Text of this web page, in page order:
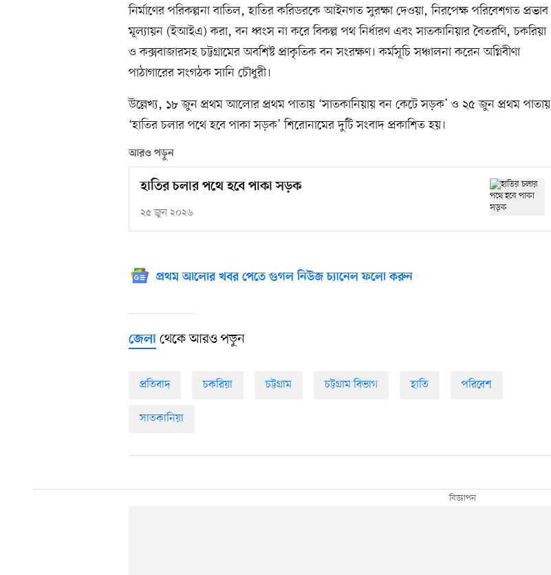
নির্মাণের পরিকল্পনা বাতিল, হাতির করিডরকে আইনগত সুরক্ষা দেওয়া, নিরপেক্ষ পরিবেশগত প্রভাব
মূল্যায়ন (ইআইএ) করা, বন ধ্বংস না করে বিকল্প পথ নির্ধারণ এবং সাতকানিয়ার বৈতরণি, চকরিয়া
ও কক্সবাজারসহ চট্টগ্রামের অবশিষ্ট প্রাকৃতিক বন সংরক্ষণ। কর্মসূচি সঞ্চালনা করেন অগ্নিবীণা
পাঠাগারের সংগঠক সানি চৌধুরী।
উল্লেখ্য, ১৮ জুন প্রথম আলোর প্রথম পাতায় ‘সাতকানিয়ায় বন কেটে সড়ক’ ও ২৫ জুন প্রথম পাতায়
‘হাতির চলার পথে হবে পাকা সড়ক’ শিরোনামের দুটি সংবাদ প্রকাশিত হয়।
আরও পড়ুন
হাতির চলার পথে হবে পাকা সড়ক
২৫ জুন ২০২৬
প্রথম আলোর খবর পেতে গুগল নিউজ চ্যানেল ফলো করুন
জেলা থেকে আরও পড়ুন
প্রতিবাদ চকরিয়া চট্টগ্রাম চট্টগ্রাম বিভাগ হাতি পরিবেশ
সাতকানিয়া